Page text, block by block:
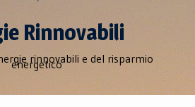
Rinnovabili
rinnovabili e del risparmio
energetico